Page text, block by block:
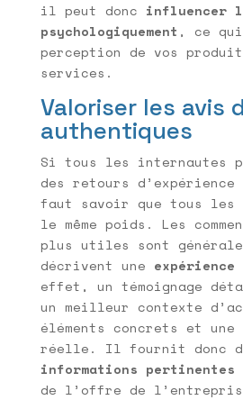
il peut donc influencer
psychologiquement , ce
perception de vos
services.
Valoriser les avis
authentiques
Si tous les internautes
des retours
faut savoir que tous les
le même poids. Les
plus utiles sont
décrivent une
effet, un témoignage
un meilleur contexte
éléments concrets et une
réelle. Il fournit donc
informations pertinentes
de l’offre de